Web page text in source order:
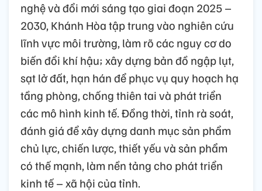
nghệ và đổi mới sáng tạo giai đoạn 2025 –
2030, Khánh Hòa tập trung vào nghiên cứu
lĩnh vực môi trường, làm rõ các nguy cơ do
biến đổi khí hậu; xây dựng bản đồ ngập lụt,
sạt lở đất, hạn hán để phục vụ quy hoạch hạ
tầng phòng, chống thiên tai và phát triển
các mô hình kinh tế. Đồng thời, tỉnh rà soát,
đánh giá để xây dựng danh mục sản phẩm
chủ lực, chiến lược, thiết yếu và sản phẩm
có thế mạnh, làm nền tảng cho phát triển
kinh tế – xã hội của tỉnh.